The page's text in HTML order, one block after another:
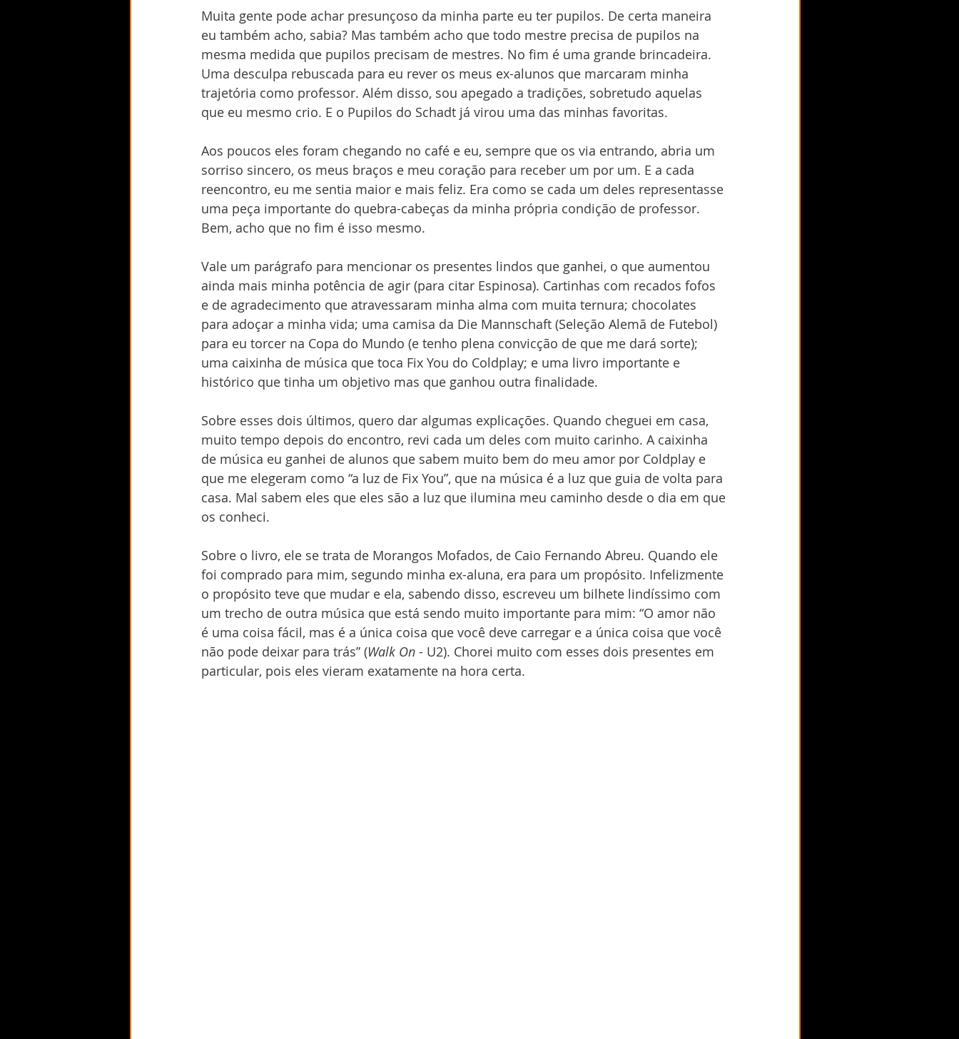
Muita gente pode achar presunçoso da minha parte eu ter pupilos. De certa maneira
eu também acho, sabia? Mas também acho que todo mestre precisa de pupilos na
mesma medida que pupilos precisam de mestres. No fim é uma grande brincadeira.
Uma desculpa rebuscada para eu rever os meus ex-alunos que marcaram minha
trajetória como professor. Além disso, sou apegado a tradições, sobretudo aquelas
que eu mesmo crio. E o Pupilos do Schadt já virou uma das minhas favoritas.
Aos poucos eles foram chegando no café e eu, sempre que os via entrando, abria um
sorriso sincero, os meus braços e meu coração para receber um por um. E a cada
reencontro, eu me sentia maior e mais feliz. Era como se cada um deles representasse
uma peça importante do quebra-cabeças da minha própria condição de professor.
Bem, acho que no fim é isso mesmo.
Vale um parágrafo para mencionar os presentes lindos que ganhei, o que aumentou
ainda mais minha potência de agir (para citar Espinosa). Cartinhas com recados fofos
e de agradecimento que atravessaram minha alma com muita ternura; chocolates
para adoçar a minha vida; uma camisa da Die Mannschaft (Seleção Alemã de Futebol)
para eu torcer na Copa do Mundo (e tenho plena convicção de que me dará sorte);
uma caixinha de música que toca Fix You do Coldplay; e uma livro importante e
histórico que tinha um objetivo mas que ganhou outra finalidade.
Sobre esses dois últimos, quero dar algumas explicações. Quando cheguei em casa,
muito tempo depois do encontro, revi cada um deles com muito carinho. A caixinha
de música eu ganhei de alunos que sabem muito bem do meu amor por Coldplay e
que me elegeram como “a luz de Fix You”, que na música é a luz que guia de volta para
casa. Mal sabem eles que eles são a luz que ilumina meu caminho desde o dia em que
os conheci.
Sobre o livro, ele se trata de Morangos Mofados, de Caio Fernando Abreu. Quando ele
foi comprado para mim, segundo minha ex-aluna, era para um propósito. Infelizmente
o propósito teve que mudar e ela, sabendo disso, escreveu um bilhete lindíssimo com
um trecho de outra música que está sendo muito importante para mim: “O amor não
é uma coisa fácil, mas é a única coisa que você deve carregar e a única coisa que você
não pode deixar para trás” (Walk On - U2). Chorei muito com esses dois presentes em
particular, pois eles vieram exatamente na hora certa.